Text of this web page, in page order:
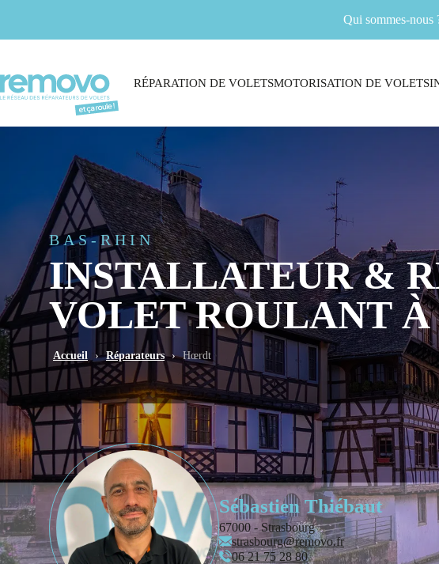
Qui sommes-nous
RÉPARATION DE VOLETSMOTORISATION DE VOLETS
BAS-RHIN
INSTALLATEUR &
VOLET ROULANT
Accueil › Réparateurs › Hœrdt
Sébastien Thiébaut
67000 - Strasbourg
strasbourg@removo.fr
‭06 21 75 28 80‬